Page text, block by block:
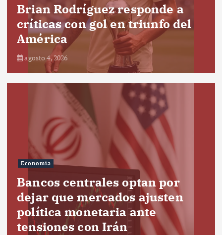
Brian Rodríguez responde a
críticas con gol en triunfo del
América
agosto 4, 2026
Economía
Bancos centrales optan por
dejar que mercados ajusten
política monetaria ante
tensiones con Irán